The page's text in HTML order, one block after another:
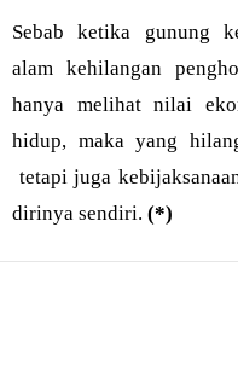
Sebab ketika gunung
alam kehilangan
hanya melihat nilai
hidup, maka yang
tetapi juga
dirinya sendiri. (*)